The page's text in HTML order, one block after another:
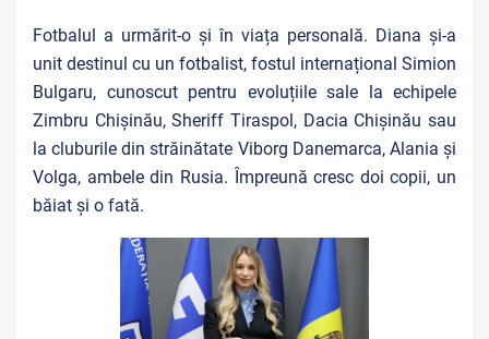
Fotbalul a urmărit-o și în viața personală. Diana și-a
unit destinul cu un fotbalist, fostul internațional Simion
Bulgaru, cunoscut pentru evoluțiile sale la echipele
Zimbru Chișinău, Sheriff Tiraspol, Dacia Chișinău sau
la cluburile din străinătate Viborg Danemarca, Alania și
Volga, ambele din Rusia. Împreună cresc doi copii, un
băiat și o fată.